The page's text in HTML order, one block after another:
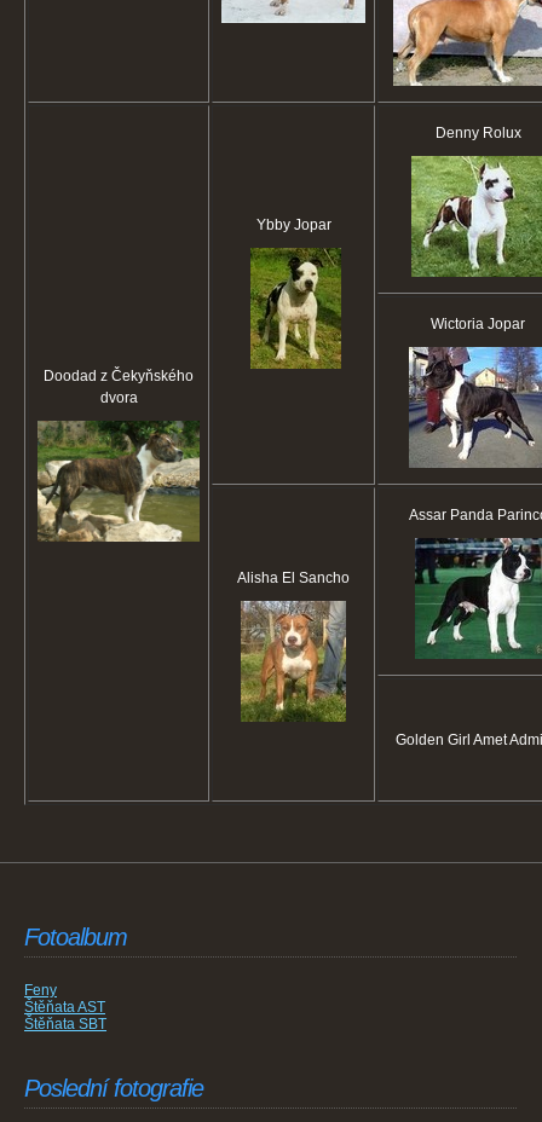
Doodad z Čekyňského
dvora
Ybby Jopar
Denny Rolux
Wictoria Jopar
Alisha El Sancho
Assar Panda
Golden Girl Amet
Fotoalbum
Feny
Štěňata AST
Štěňata SBT
Poslední fotografie